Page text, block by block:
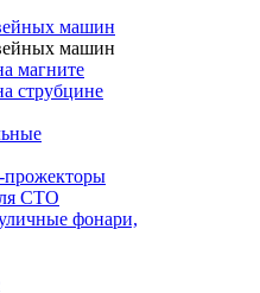
машин
машин
магните
струбцине
СТО
фонари,